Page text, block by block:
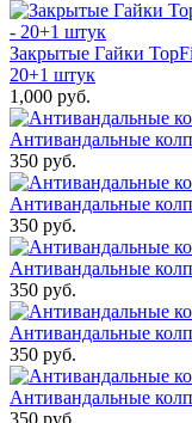
Закрытые Гайки
20+1 штук
1,000 руб.
Антивандальные
350 руб.
Антивандальные
350 руб.
Антивандальные
350 руб.
Антивандальные
350 руб.
Антивандальные
350 руб.